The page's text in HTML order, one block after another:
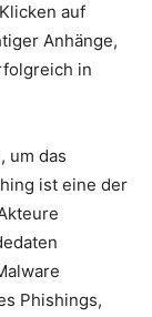
auf
Anhänge,
in
um das
ist eine der
Phishings,